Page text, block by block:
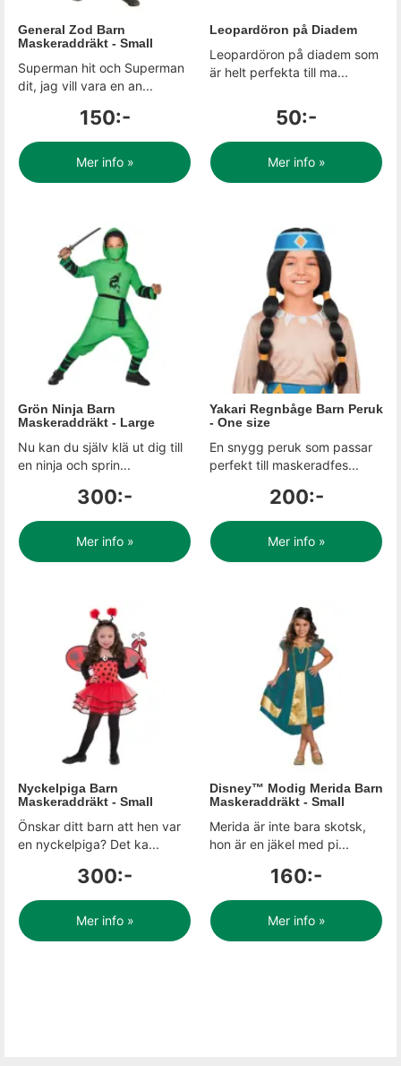
General Zod Barn
Maskeraddräkt - Small
Superman hit och Superman
dit, jag vill vara en an...
150:-
Mer info »
Leopardöron på Diadem
Leopardöron på diadem som
är helt perfekta till ma...
50:-
Mer info »
Grön Ninja Barn
Maskeraddräkt - Large
Nu kan du själv klä ut dig till
en ninja och sprin...
300:-
Mer info »
Yakari Regnbåge Barn Peruk
- One size
En snygg peruk som passar
perfekt till maskeradfes...
200:-
Mer info »
Nyckelpiga Barn
Maskeraddräkt - Small
Önskar ditt barn att hen var
en nyckelpiga? Det ka...
300:-
Mer info »
Disney™ Modig Merida Barn
Maskeraddräkt - Small
Merida är inte bara skotsk,
hon är en jäkel med pi...
160:-
Mer info »